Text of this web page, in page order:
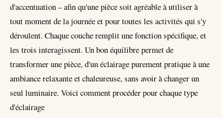
d'accentuation – afin qu'une pièce soit agréable à utiliser à
tout moment de la journée et pour toutes les activités qui s'y
déroulent. Chaque couche remplit une fonction spécifique, et
les trois interagissent. Un bon équilibre permet de
transformer une pièce, d'un éclairage purement pratique à une
ambiance relaxante et chaleureuse, sans avoir à changer un
seul luminaire. Voici comment procéder pour chaque type
d'éclairage